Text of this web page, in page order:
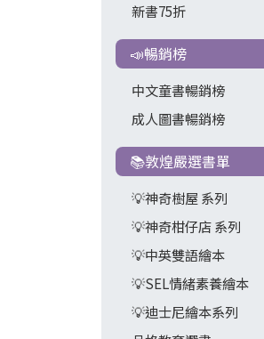
新書75折
📣暢銷榜
中文童書暢銷榜
成人圖書暢銷榜
📚敦煌嚴選書單
💡神奇樹屋 系列
💡神奇柑仔店 系列
💡中英雙語繪本
💡SEL情緒素養繪本
💡迪士尼繪本系列